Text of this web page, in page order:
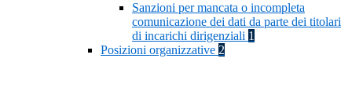
Sanzioni per mancata o incompleta
comunicazione dei dati da parte dei titolari
di incarichi dirigenziali 1
Posizioni organizzative 2